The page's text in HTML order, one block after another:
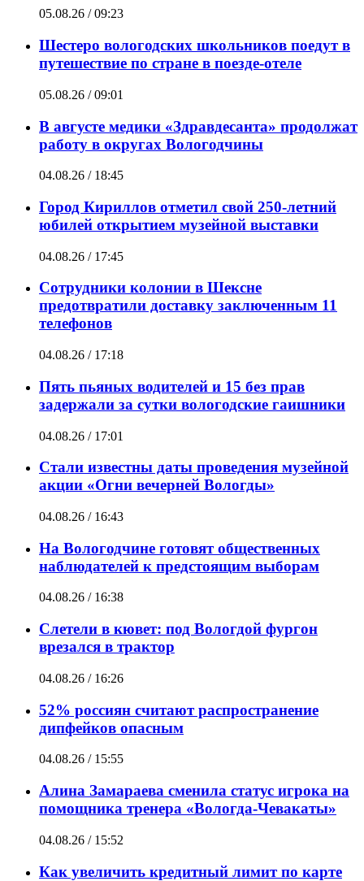
05.08.26 / 09:23
Шестеро вологодских школьников поедут в
путешествие по стране в поезде-отеле
05.08.26 / 09:01
В августе медики «Здравдесанта» продолжат
работу в округах Вологодчины
04.08.26 / 18:45
Город Кириллов отметил свой 250-летний
юбилей открытием музейной выставки
04.08.26 / 17:45
Сотрудники колонии в Шексне
предотвратили доставку заключенным 11
телефонов
04.08.26 / 17:18
Пять пьяных водителей и 15 без прав
задержали за сутки вологодские гаишники
04.08.26 / 17:01
Стали известны даты проведения музейной
акции «Огни вечерней Вологды»
04.08.26 / 16:43
На Вологодчине готовят общественных
наблюдателей к предстоящим выборам
04.08.26 / 16:38
Слетели в кювет: под Вологдой фургон
врезался в трактор
04.08.26 / 16:26
52% россиян считают распространение
дипфейков опасным
04.08.26 / 15:55
Алина Замараева сменила статус игрока на
помощника тренера «Вологда-Чевакаты»
04.08.26 / 15:52
Как увеличить кредитный лимит по карте